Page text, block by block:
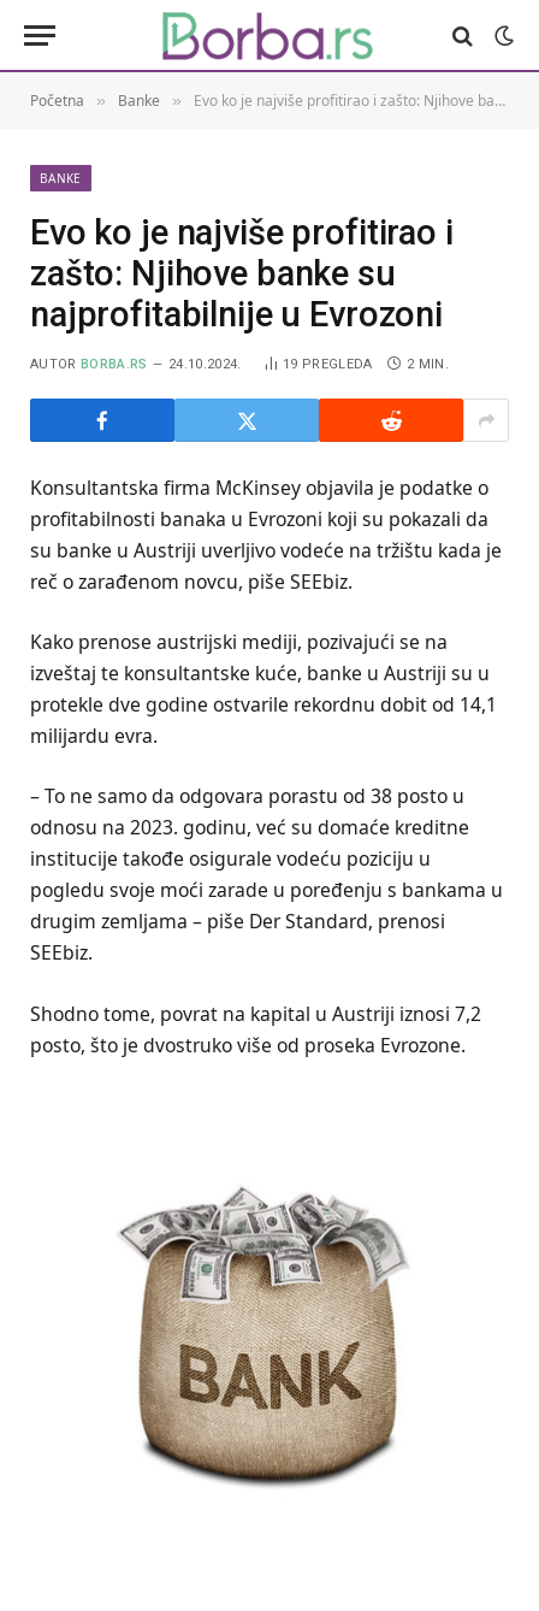
Početna » Banke » Evo ko je najviše profitirao i zašto: Njihove banke su najprofitabilnije u Evrozoni
BANKE
Evo ko je najviše profitirao i
zašto: Njihove banke su
najprofitabilnije u Evrozoni
AUTOR BORBA.RS 24.10.2024. 19 PREGLEDA 2 MIN.
Konsultantska firma McKinsey objavila je podatke o
profitabilnosti banaka u Evrozoni koji su pokazali da
su banke u Austriji uverljivo vodeće na tržištu kada je
reč o zarađenom novcu, piše SEEbiz.
Kako prenose austrijski mediji, pozivajući se na
izveštaj te konsultantske kuće, banke u Austriji su u
protekle dve godine ostvarile rekordnu dobit od 14,1
milijardu evra.
– To ne samo da odgovara porastu od 38 posto u
odnosu na 2023. godinu, već su domaće kreditne
institucije takođe osigurale vodeću poziciju u
pogledu svoje moći zarade u poređenju s bankama u
drugim zemljama – piše Der Standard, prenosi
SEEbiz.
Shodno tome, povrat na kapital u Austriji iznosi 7,2
posto, što je dvostruko više od proseka Evrozone.